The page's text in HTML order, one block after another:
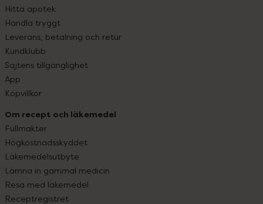
Hitta apotek
Handla tryggt
Leverans, betalning och retur
Kundklubb
Sajtens tillgänglighet
App
Köpvillkor
Om recept och läkemedel
Fullmakter
Högkostnadsskyddet
Läkemedelsutbyte
Lämna in gammal medicin
Resa med läkemedel
Receptregistret